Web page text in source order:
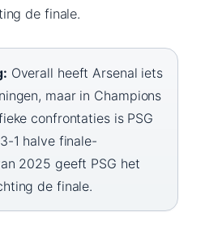
de finale.
Overall heeft Arsenal iets
maar in Champions
confrontaties is PSG
1 halve finale-
2025 geeft PSG het
de finale.